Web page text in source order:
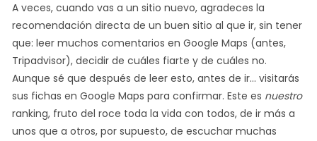
A veces, cuando vas a un sitio nuevo, agradeces la
recomendación directa de un buen sitio al que ir, sin tener
que: leer muchos comentarios en Google Maps (antes,
Tripadvisor), decidir de cuáles fiarte y de cuáles no.
Aunque sé que después de leer esto, antes de ir… visitarás
sus fichas en Google Maps para confirmar. Este es nuestro
ranking, fruto del roce toda la vida con todos, de ir más a
unos que a otros, por supuesto, de escuchar muchas